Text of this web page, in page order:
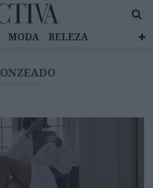
MODA
BELEZA
INSPIRADORAS